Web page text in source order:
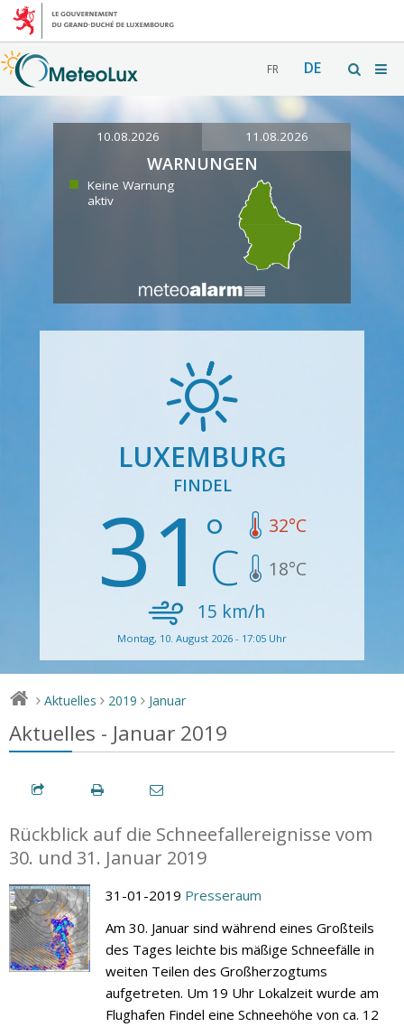
FR DE
10.08.2026 11.08.2026
WARNUNGEN
Keine Warnung
aktiv
LUXEMBURG
FINDEL
31 32°C
18°C
15 km/h
Montag, 10. August 2026 - 17:05 Uhr
> Aktuelles > 2019 > Januar
Aktuelles - Januar 2019
Rückblick auf die Schneefallereignisse vom
30. und 31. Januar 2019
31-01-2019 Presseraum
Am 30. Januar sind während eines Großteils
des Tages leichte bis mäßige Schneefälle in
weiten Teilen des Großherzogtums
aufgetreten. Um 19 Uhr Lokalzeit wurde am
Flughafen Findel eine Schneehöhe von ca. 12